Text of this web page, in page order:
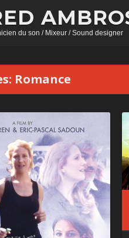
du son / Mixeur / Sound designer
Romance